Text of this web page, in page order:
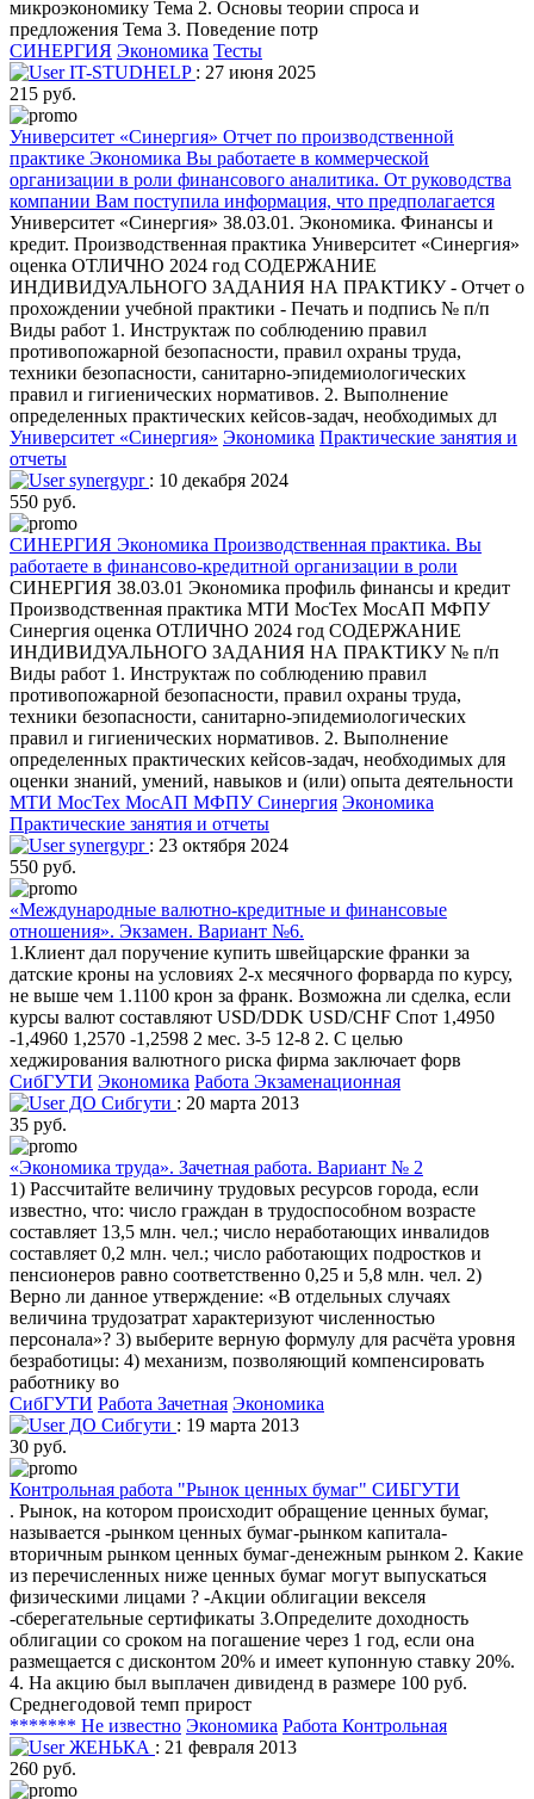
микроэкономику Тема 2. Основы теории спроса и
предложения Тема 3. Поведение потр
СИНЕРГИЯ Экономика Тесты
IT-STUDHELP : 27 июня 2025
215 руб.
Университет «Синергия» Отчет по производственной
практике Экономика Вы работаете в коммерческой
организации в роли финансового аналитика. От руководства
компании Вам поступила информация, что предполагается
Университет «Синергия» 38.03.01. Экономика. Финансы и
кредит. Производственная практика Университет «Синергия»
оценка ОТЛИЧНО 2024 год СОДЕРЖАНИЕ
ИНДИВИДУАЛЬНОГО ЗАДАНИЯ НА ПРАКТИКУ - Отчет о
прохождении учебной практики - Печать и подпись № п/п
Виды работ 1. Инструктаж по соблюдению правил
противопожарной безопасности, правил охраны труда,
техники безопасности, санитарно-эпидемиологических
правил и гигиенических нормативов. 2. Выполнение
определенных практических кейсов-задач, необходимых дл
Университет «Синергия» Экономика Практические занятия и
отчеты
synergypr : 10 декабря 2024
550 руб.
СИНЕРГИЯ Экономика Производственная практика. Вы
работаете в финансово-кредитной организации в роли
СИНЕРГИЯ 38.03.01 Экономика профиль финансы и кредит
Производственная практика МТИ МосТех МосАП МФПУ
Синергия оценка ОТЛИЧНО 2024 год СОДЕРЖАНИЕ
ИНДИВИДУАЛЬНОГО ЗАДАНИЯ НА ПРАКТИКУ № п/п
Виды работ 1. Инструктаж по соблюдению правил
противопожарной безопасности, правил охраны труда,
техники безопасности, санитарно-эпидемиологических
правил и гигиенических нормативов. 2. Выполнение
определенных практических кейсов-задач, необходимых для
оценки знаний, умений, навыков и (или) опыта деятельности
МТИ МосТех МосАП МФПУ Синергия Экономика
Практические занятия и отчеты
synergypr : 23 октября 2024
550 руб.
«Международные валютно-кредитные и финансовые
отношения». Экзамен. Вариант №6.
1.Клиент дал поручение купить швейцарские франки за
датские кроны на условиях 2-х месячного форварда по курсу,
не выше чем 1.1100 крон за франк. Возможна ли сделка, если
курсы валют составляют USD/DDK USD/CHF Спот 1,4950
-1,4960 1,2570 -1,2598 2 мес. 3-5 12-8 2. С целью
хеджирования валютного риска фирма заключает форв
СибГУТИ Экономика Работа Экзаменационная
ДО Сибгути : 20 марта 2013
35 руб.
«Экономика труда». Зачетная работа. Вариант № 2
1) Рассчитайте величину трудовых ресурсов города, если
известно, что: число граждан в трудоспособном возрасте
составляет 13,5 млн. чел.; число неработающих инвалидов
составляет 0,2 млн. чел.; число работающих подростков и
пенсионеров равно соответственно 0,25 и 5,8 млн. чел. 2)
Верно ли данное утверждение: «В отдельных случаях
величина трудозатрат характеризуют численностью
персонала»? 3) выберите верную формулу для расчёта уровня
безработицы: 4) механизм, позволяющий компенсировать
работнику во
СибГУТИ Работа Зачетная Экономика
ДО Сибгути : 19 марта 2013
30 руб.
Контрольная работа "Рынок ценных бумаг" СИБГУТИ
. Рынок, на котором происходит обращение ценных бумаг,
называется -рынком ценных бумаг-рынком капитала-
вторичным рынком ценных бумаг-денежным рынком 2. Какие
из перечисленных ниже ценных бумаг могут выпускаться
физическими лицами ? -Акции облигации векселя
-сберегательные сертификаты 3.Определите доходность
облигации со сроком на погашение через 1 год, если она
размещается с дисконтом 20% и имеет купонную ставку 20%.
4. На акцию был выплачен дивиденд в размере 100 руб.
Среднегодовой темп прирост
******* Не известно Экономика Работа Контрольная
ЖЕНЬКА : 21 февраля 2013
260 руб.